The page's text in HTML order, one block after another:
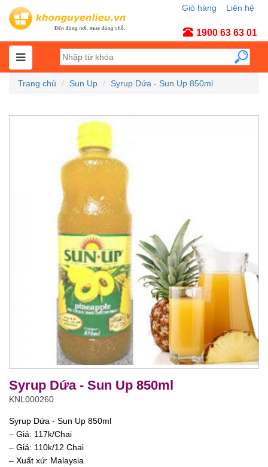
Liên hệ
Giỏ hàng
1900 63 63 01
Trang chủ Sun Up Syrup Dứa - Sun Up 850ml
Syrup Dứa - Sun Up 850ml
KNL000260
Syrup Dứa - Sun Up 850ml
– Giá: 117k/Chai
– Giá: 110k/12 Chai
– Xuất xứ: Malaysia